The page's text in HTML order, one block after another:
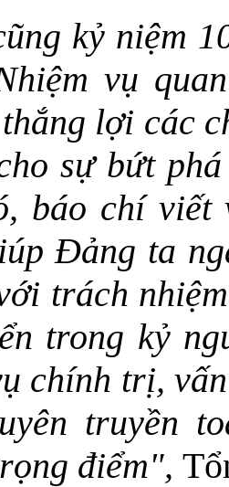
kỷ niệm
vụ
lợi các
sự bứt
báo chí
Đảng ta
trách
trong kỷ
chính trị,
truyền
điểm",